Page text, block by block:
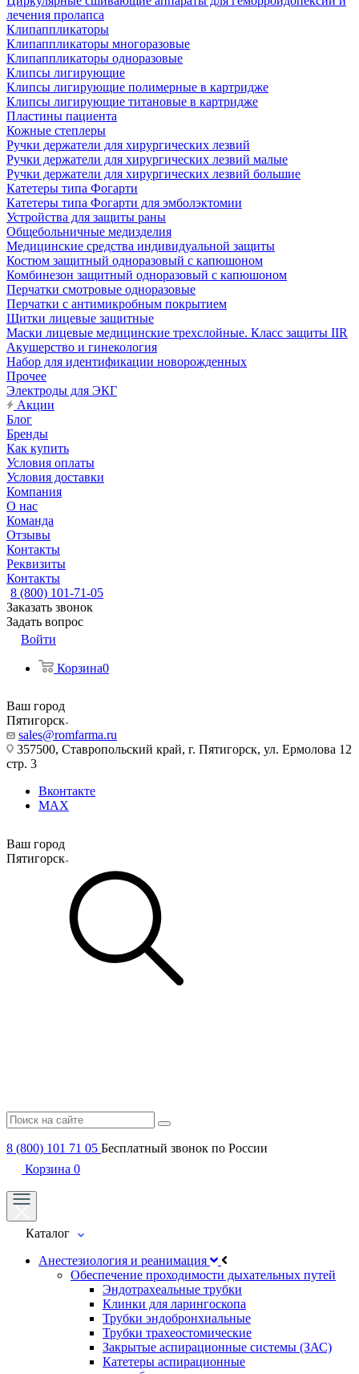
лечения пролапса
Клипаппликаторы
Клипаппликаторы многоразовые
Клипаппликаторы одноразовые
Клипсы лигирующие
Клипсы лигирующие полимерные в картридже
Клипсы лигирующие титановые в картридже
Пластины пациента
Кожные степлеры
Ручки держатели для хирургических лезвий
Ручки держатели для хирургических лезвий малые
Ручки держатели для хирургических лезвий большие
Катетеры типа Фогарти
Катетеры типа Фогарти для эмболэктомии
Устройства для защиты раны
Общебольничные медизделия
Медицинские средства индивидуальной защиты
Костюм защитный одноразовый с капюшоном
Комбинезон защитный одноразовый с капюшоном
Перчатки смотровые одноразовые
Перчатки с антимикробным покрытием
Щитки лицевые защитные
Маски лицевые медицинские трехслойные. Класс защиты IIR
Акушерство и гинекология
Набор для идентификации новорожденных
Прочее
Электроды для ЭКГ
Акции
Блог
Бренды
Как купить
Условия оплаты
Условия доставки
Компания
О нас
Команда
Отзывы
Контакты
Реквизиты
Контакты
8 (800) 101-71-05
Заказать звонок
Задать вопрос
Войти
Корзина0
Ваш город
Пятигорск
sales@romfarma.ru
357500, Ставропольский край, г. Пятигорск, ул. Ермолова 12
стр. 3
Вконтакте
MAX
Ваш город
Пятигорск
8 (800) 101 71 05 Бесплатный звонок по России
Корзина 0
Каталог
Анестезиология и реанимация
Обеспечение проходимости дыхательных путей
Эндотрахеальные трубки
Клинки для ларингоскопа
Трубки эндобронхиальные
Трубки трахеостомические
Закрытые аспирационные системы (ЗАС)
Катетеры аспирационные